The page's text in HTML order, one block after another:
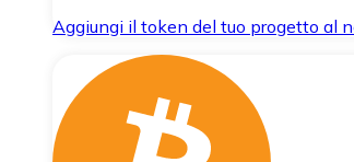
Aggiungi il token del tuo progetto al